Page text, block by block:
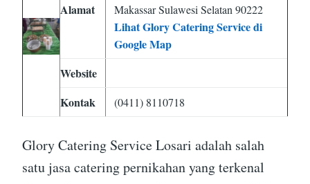
Alamat
Makassar Sulawesi Selatan 90222
Lihat Glory Catering Service di
Google Map
Website
Kontak
(0411) 8110718
Glory Catering Service Losari adalah salah
satu jasa catering pernikahan yang terkenal